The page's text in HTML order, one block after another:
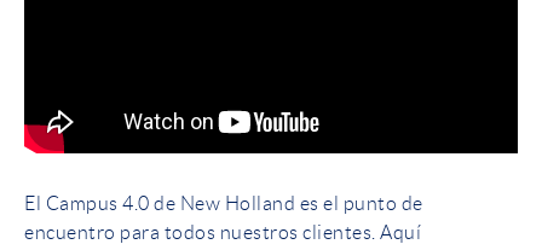
El Campus 4.0 de New Holland es el punto de
encuentro para todos nuestros clientes. Aquí